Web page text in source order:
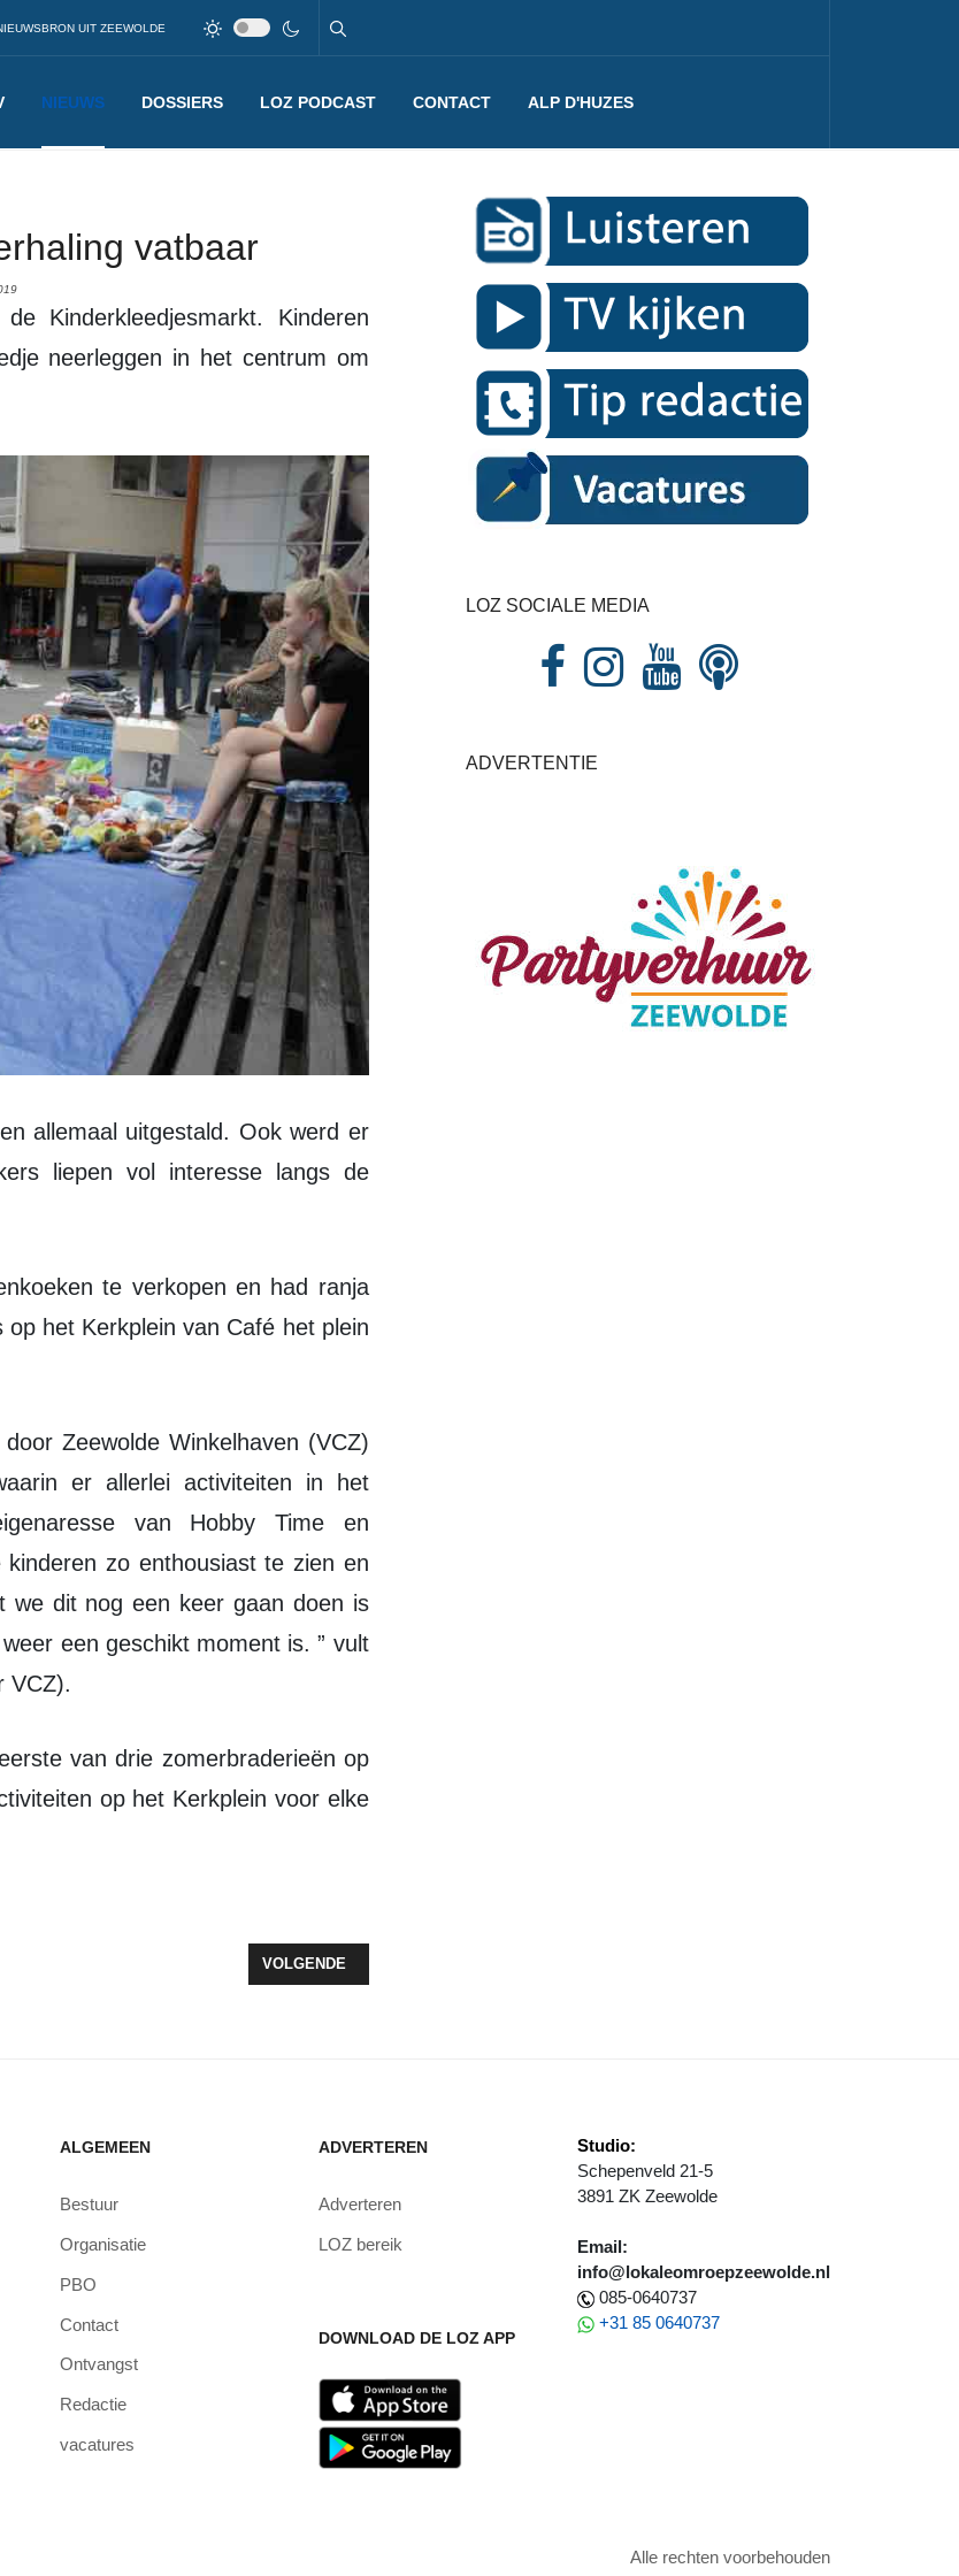
UIT ZEEWOLDE
NIEUWS DOSSIERS LOZ PODCAST CONTACT ALP D'HUZES
vatbaar
neerleggen in het centrum om
liepen vol interesse langs de
het Kerkplein van Café het plein
er allerlei activiteiten in het
van Hobby Time en
zo enthousiast te zien en
we dit nog een keer gaan doen is
een geschikt moment is. ” vult
VCZ).
op het Kerkplein voor elke
GIZEH GESTART 33 REGULIERE HUUR- EN 16 ZORGAPPARTEMENTEN IN HET CENTRUM VAN ZEEWOLDE
VOLGENDE ARTIKEL: 4E EDITIE DOGSURVIVAL ZEEWOLDE SPETTEREND VERLOPEN
VOLGENDE
LOZ SOCIALE MEDIA
ADVERTENTIE
ALGEMEEN
Bestuur
Organisatie
PBO
Contact
Ontvangst
Redactie
vacatures
ADVERTEREN
Adverteren
LOZ bereik
DOWNLOAD DE LOZ APP
Studio:
Schepenveld 21-5
3891 ZK Zeewolde
Email:
info@lokaleomroepzeewolde.nl
085-0640737
+31 85 0640737
Alle rechten voorbehouden